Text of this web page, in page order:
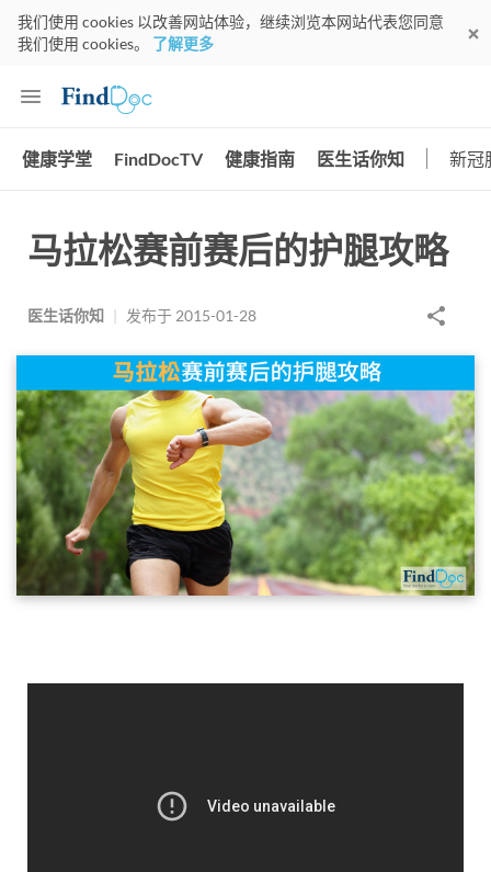
我们使用 cookies 以改善网站体验，继续浏览本网站代表您同意
我们使用 cookies。 了解更多
健康学堂 FindDocTV 健康指南 医生话你知 新冠
马拉松赛前赛后的护腿攻略
医生话你知 | 发布于 2015-01-28